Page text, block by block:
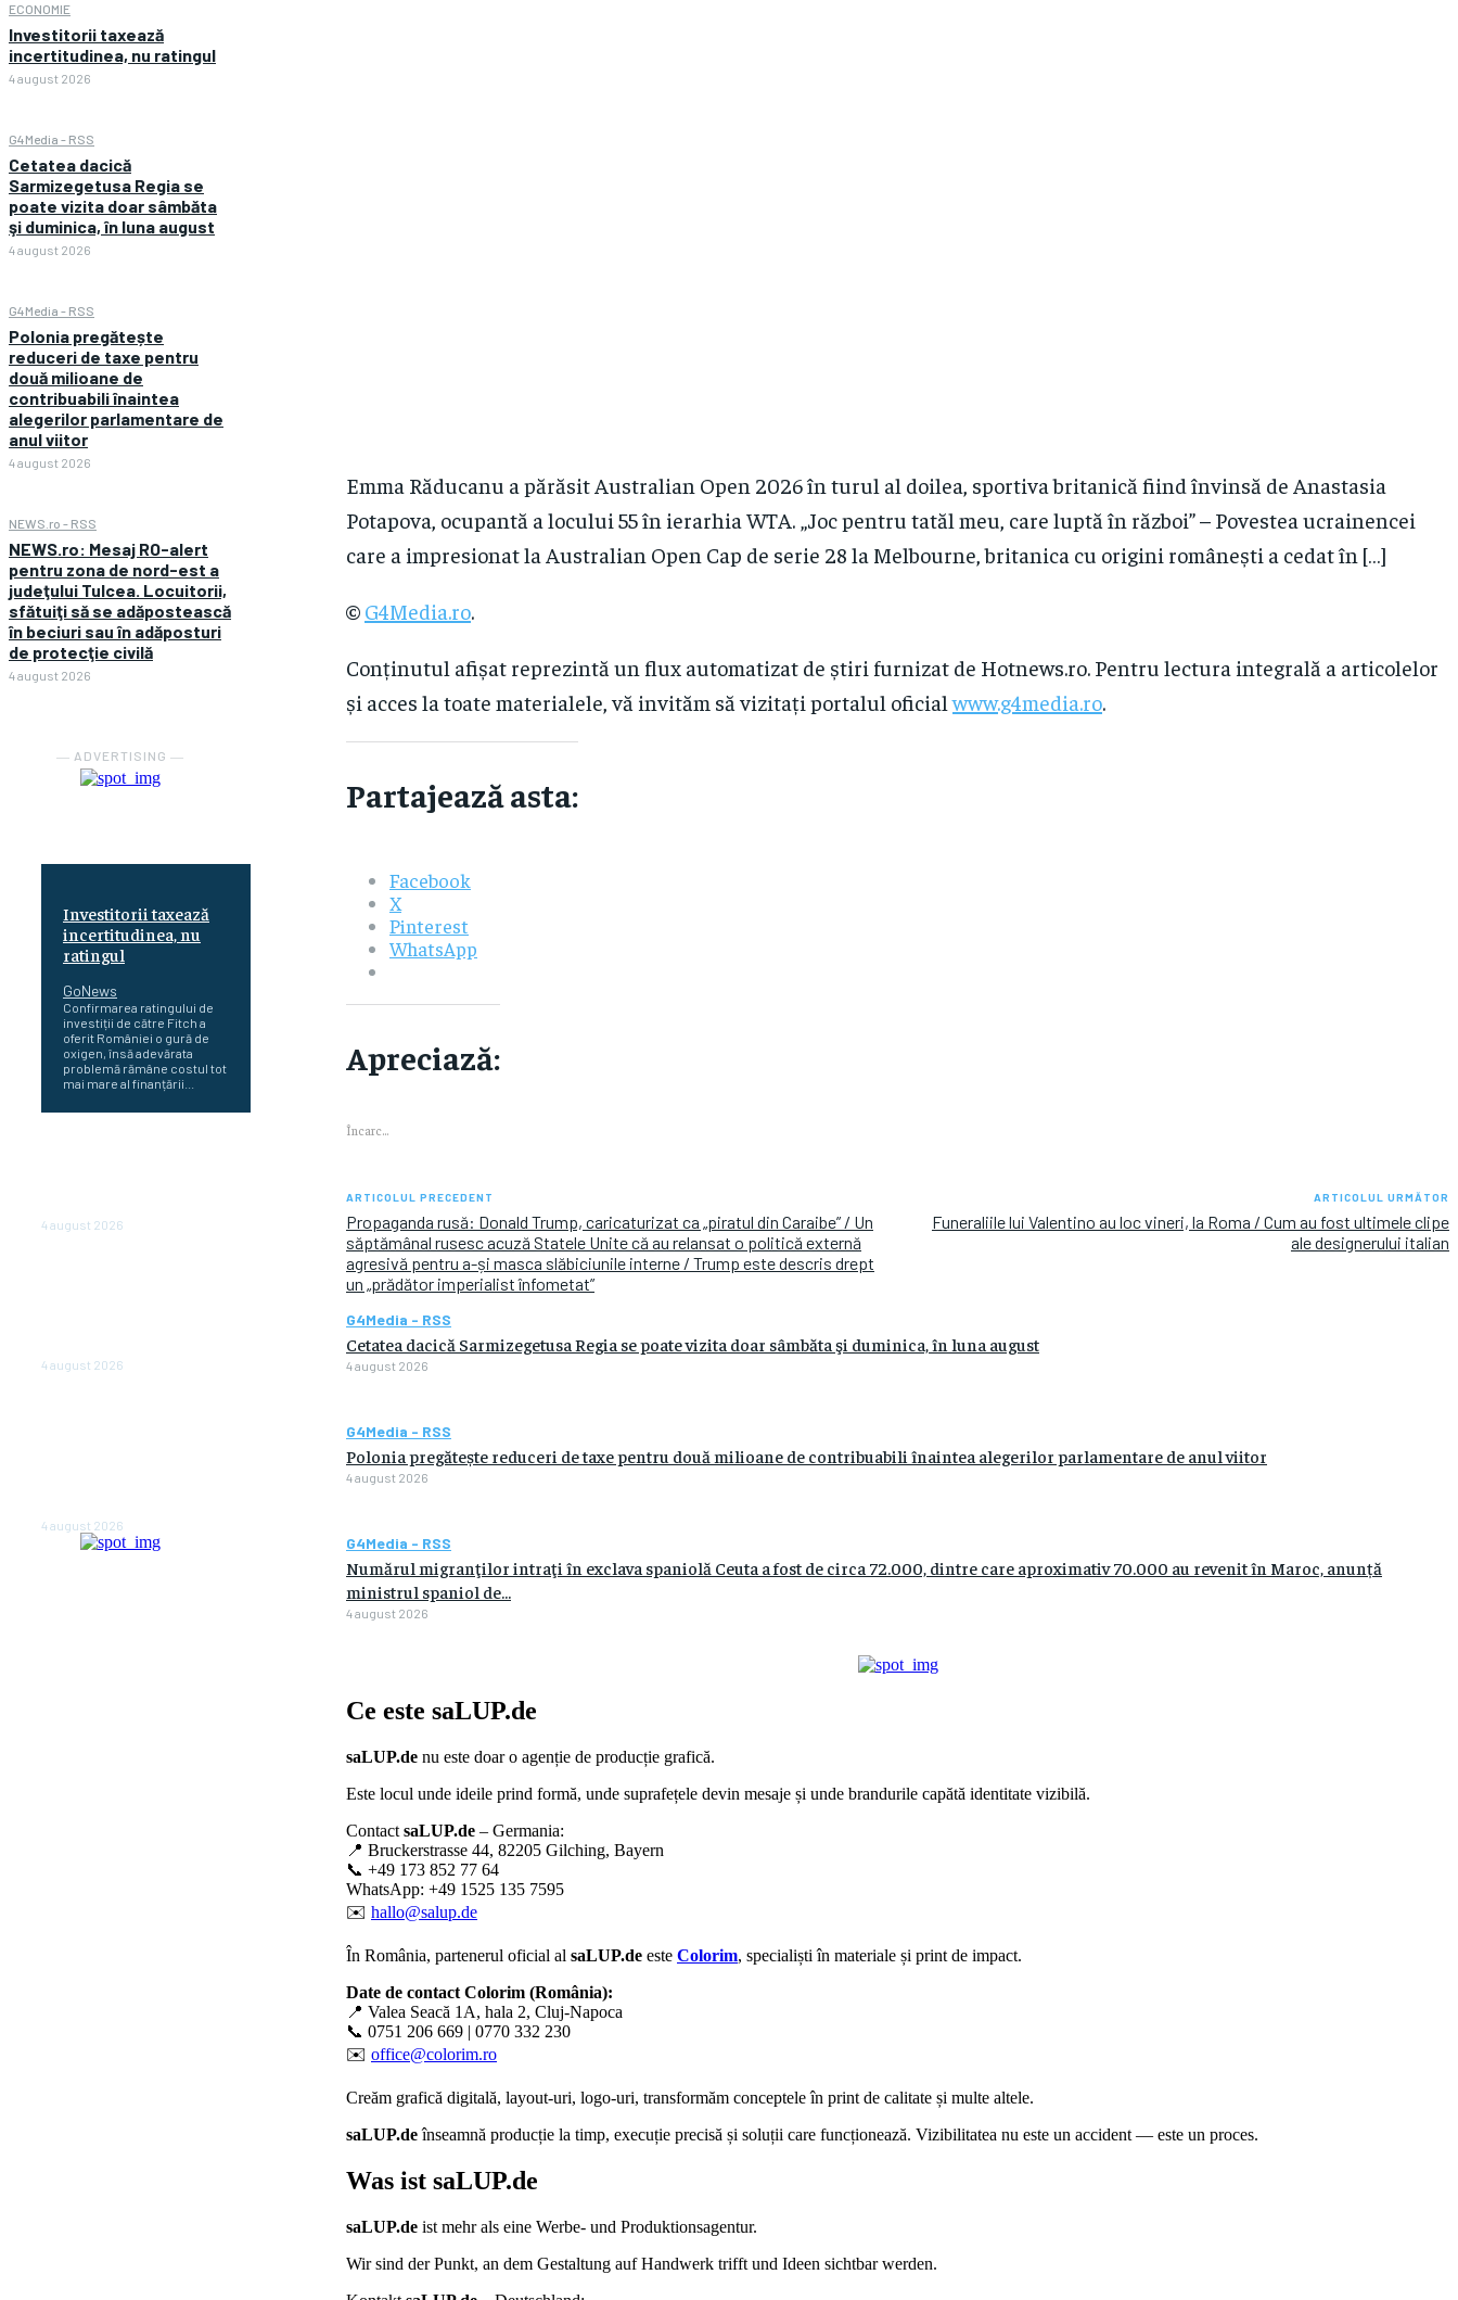
ECONOMIE
Investitorii taxează
incertitudinea, nu ratingul
4 august 2026
G4Media - RSS
Cetatea dacică
Sarmizegetusa Regia se
poate vizita doar sâmbăta
şi duminica, în luna august
4 august 2026
G4Media - RSS
Polonia pregătește
reduceri de taxe pentru
două milioane de
contribuabili înaintea
alegerilor parlamentare de
anul viitor
4 august 2026
NEWS.ro - RSS
NEWS.ro: Mesaj RO-alert
pentru zona de nord-est a
judeţului Tulcea. Locuitorii,
sfătuiţi să se adăpostească
în beciuri sau în adăposturi
de protecţie civilă
4 august 2026
― ADVERTISING ―
Investitorii taxează
incertitudinea, nu
ratingul
GoNews
Confirmarea ratingului de
investiții de către Fitch a
oferit României o gură de
oxigen, însă adevărata
problemă rămâne costul tot
mai mare al finanțării...
4 august 2026
4 august 2026
4 august 2026
Emma Răducanu a părăsit Australian Open 2026 în turul al doilea, sportiva britanică fiind învinsă de Anastasia
Potapova, ocupantă a locului 55 în ierarhia WTA. „Joc pentru tatăl meu, care luptă în război” – Povestea ucrainencei
care a impresionat la Australian Open Cap de serie 28 la Melbourne, britanica cu origini românești a cedat în […]
© G4Media.ro.
Conținutul afișat reprezintă un flux automatizat de știri furnizat de Hotnews.ro. Pentru lectura integrală a articolelor
și acces la toate materialele, vă invităm să vizitați portalul oficialwww.g4media.ro.
Partajează asta:
Facebook
X
Pinterest
WhatsApp
Apreciază:
Încarc...
ARTICOLUL PRECEDENT
Propaganda rusă: Donald Trump, caricaturizat ca „piratul din Caraibe” / Un
săptămânal rusesc acuză Statele Unite că au relansat o politică externă
agresivă pentru a-și masca slăbiciunile interne / Trump este descris drept
un „prădător imperialist înfometat”
ARTICOLUL URMĂTOR
Funeraliile lui Valentino au loc vineri, la Roma / Cum au fost ultimele clipe
ale designerului italian
G4Media - RSS
Cetatea dacică Sarmizegetusa Regia se poate vizita doar sâmbăta şi duminica, în luna august
4 august 2026
G4Media - RSS
Polonia pregătește reduceri de taxe pentru două milioane de contribuabili înaintea alegerilor parlamentare de anul viitor
4 august 2026
G4Media - RSS
Numărul migranţilor intraţi în exclava spaniolă Ceuta a fost de circa 72.000, dintre care aproximativ 70.000 au revenit în Maroc, anunță
ministrul spaniol de...
4 august 2026
Ce este saLUP.de
saLUP.de nu este doar o agenție de producție grafică.
Este locul unde ideile prind formă, unde suprafețele devin mesaje și unde brandurile capătă identitate vizibilă.
Contact saLUP.de – Germania:
📍 Bruckerstrasse 44, 82205 Gilching, Bayern
📞 +49 173 852 77 64
WhatsApp: +49 1525 135 7595
✉️ hallo@salup.de
În România, partenerul oficial al saLUP.de este Colorim, specialiști în materiale și print de impact.
Date de contact Colorim (România):
📍 Valea Seacă 1A, hala 2, Cluj-Napoca
📞 0751 206 669 | 0770 332 230
✉️ office@colorim.ro
Creăm grafică digitală, layout-uri, logo-uri, transformăm conceptele în print de calitate și multe altele.
saLUP.deînseamnă producție la timp, execuție precisă și soluții care funcționează. Vizibilitatea nu este un accident — este un proces.
Was ist saLUP.de
saLUP.de ist mehr als eine Werbe- und Produktionsagentur.
Wir sind der Punkt, an dem Gestaltung auf Handwerk trifft und Ideen sichtbar werden.